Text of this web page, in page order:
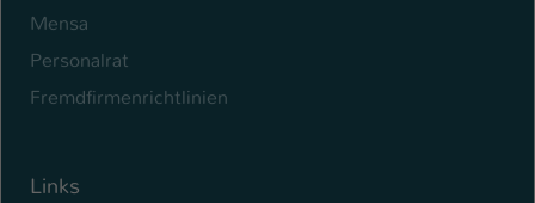
Mensa
Personalrat
Fremdfirmenrichtlinien
Links